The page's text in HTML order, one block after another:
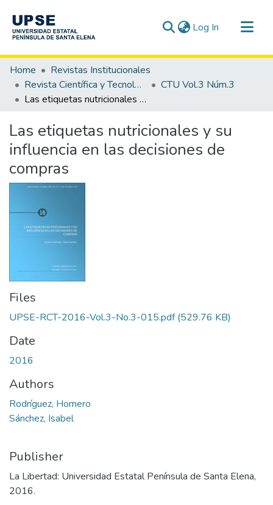
Log In (current)
Communities & Collections
All of DSpace
Statistics
Home
Revistas Institucionales
Revista Científica y Tecnológica UPSE - CTU
CTU Vol.3 Núm.3
Las etiquetas nutricionales y su influencia en las decisiones de compras
Las etiquetas nutricionales y su
influencia en las decisiones de
compras
Files
UPSE-RCT-2016-Vol.3-No.3-015.pdf(529.76 KB)
Date
2016
Authors
Rodríguez, Homero
Sánchez, Isabel
Publisher
La Libertad: Universidad Estatal Península de Santa Elena,
2016.